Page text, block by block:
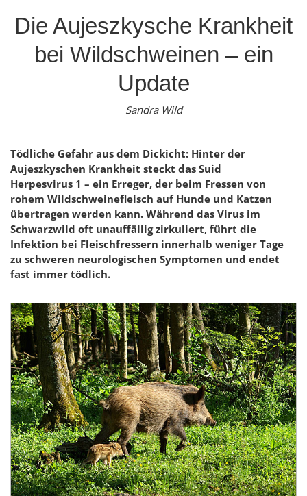
Die Aujeszkysche Krankheit
bei Wildschweinen – ein
Update
Sandra Wild
Tödliche Gefahr aus dem Dickicht: Hinter der
Aujeszkyschen Krankheit steckt das Suid
Herpesvirus 1 – ein Erreger, der beim Fressen von
rohem Wildschweinefleisch auf Hunde und Katzen
übertragen werden kann. Während das Virus im
Schwarzwild oft unauffällig zirkuliert, führt die
Infektion bei Fleischfressern innerhalb weniger Tage
zu schweren neurologischen Symptomen und endet
fast immer tödlich.